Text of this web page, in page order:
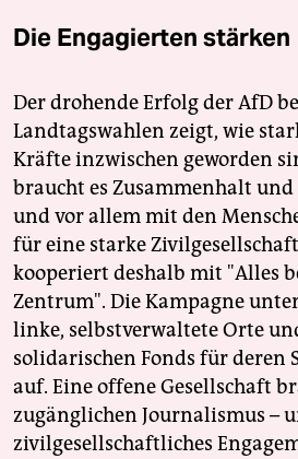
Die Engagierten stärken
Der drohende Erfolg der AfD
Landtagswahlen zeigt, wie
Kräfte inzwischen geworden
braucht es Zusammenhalt
und vor allem mit den
für eine starke
kooperiert deshalb mit "Alles
Zentrum". Die Kampagne
linke, selbstverwaltete Orte
solidarischen Fonds für deren
auf. Eine offene Gesellschaft
zugänglichen Journalismus –
zivilgesellschaftliches